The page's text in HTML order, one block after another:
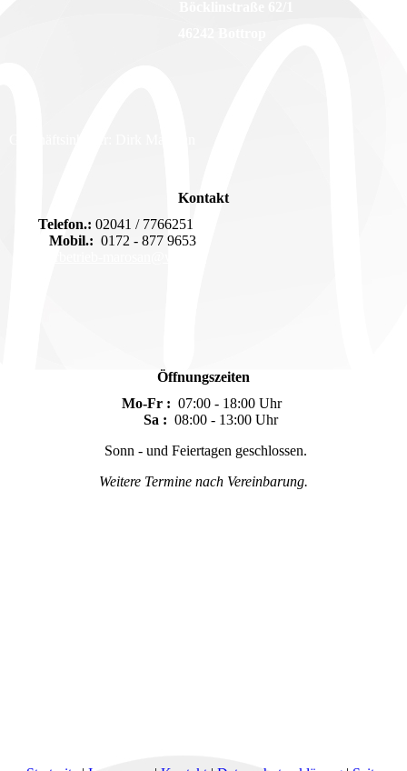
Kontakt
Telefon.: 02041 / 7766251
Mobil.: 0172 - 877 9653
Öffnungszeiten
Mo-Fr : 07:00 - 18:00 Uhr
Sa : 08:00 - 13:00 Uhr
Sonn - und Feiertagen geschlossen.
Weitere Termine nach Vereinbarung.